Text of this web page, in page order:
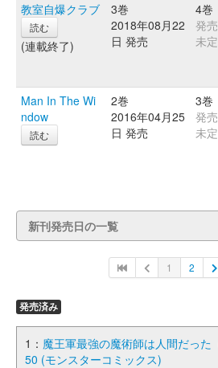
教室自爆クラブ
読む
(連載終了)
3巻
2018年08月22
日 発売
4巻
発売
未定
Man In The Wi
ndow
読む
2巻
2016年04月25
日 発売
3巻
発売
未定
新刊発売日の一覧
1 2
発売済み
1： 魔王軍最強の魔術師は人間だった
50 (モンスターコミックス)